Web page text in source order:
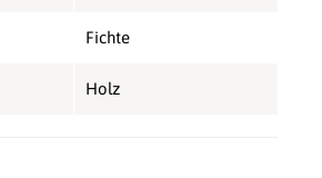
Fichte
Holz